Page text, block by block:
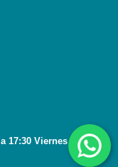
17:30 Viernes 8:45 a